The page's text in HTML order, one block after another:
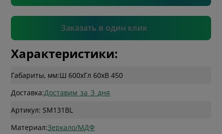
Заказать в один клик
Подтвердить
Характеристики:
Габариты, мм:Ш 600xГл 60xВ 450
Доставка:Доставим_за_3_дня
Артикул: SM131BL
Материал:Зеркало/МДФ